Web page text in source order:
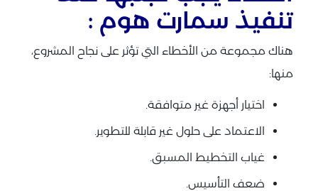
تنفيذ سمارت هوم :
هناك مجموعة من الأخطاء التي تؤثر على نجاح المشروع،
منها:
اختيار أجهزة غير متوافقة.
الاعتماد على حلول غير قابلة للتطوير.
غياب التخطيط المسبق.
ضعف التأسيس.